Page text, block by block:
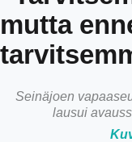
mutta
Seinäjoen
lausui